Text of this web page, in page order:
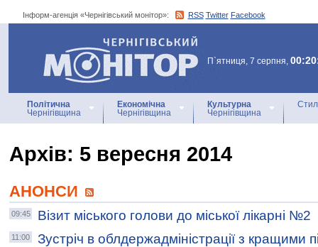
Інформ-агенція «Чернігівський монітор»: RSS Twitter Facebook
Інформ-агенція
«Чернігівський монітор»
П`ятниця, 7 серпня,
Політична
Чернігівщина
Економічна
Чернігівщина
Культурна
Чернігівщина
Архiв: 5 вересня 2014
АНОНСИ
09:45 Візит міського голови до міської лікарні №2
11:00
Зустріч в облдержадміністрації з кращими